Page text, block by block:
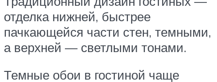
отделка нижней, быстрее
пачкающейся части стен, темными,
а верхней — светлыми тонами.
Темные обои в гостиной чаще